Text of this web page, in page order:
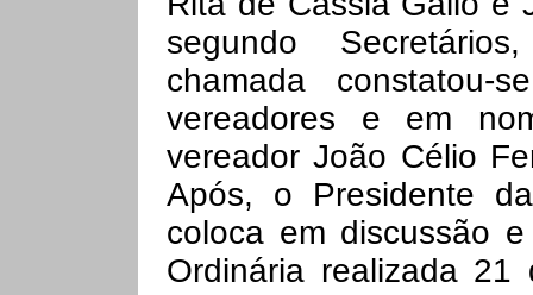
segundo
chamada
vereadores e em
vereador João Célio
Após, o Presidente
coloca em discussão
Ordinária realizada